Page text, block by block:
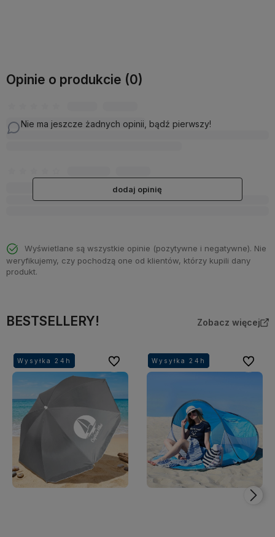
Opinie o produkcie (0)
Nie ma jeszcze żadnych opinii, bądź pierwszy!
dodaj opinię
Wyświetlane są wszystkie opinie (pozytywne i negatywne). Nie
weryfikujemy, czy pochodzą one od klientów, którzy kupili dany
produkt.
BESTSELLERY! Zobacz więcej
Wysyłka 24h
Wysyłka 24h
Wysyłka 24h
Wysyłka 24h Do ulubionychWysyłka 24h
Wysyłka 24h
Wysyłka 24h
Wysyłka 24h Do